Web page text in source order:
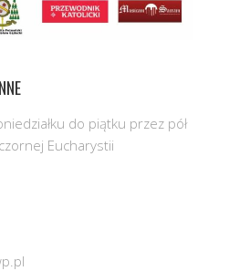
do piątku przez pół
Eucharystii